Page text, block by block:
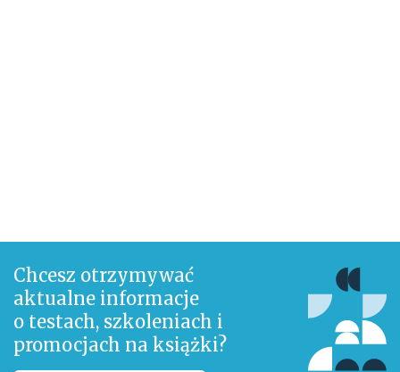
Chcesz otrzymywać
aktualne informacje
o testach, szkoleniach i
promocjach na książki?